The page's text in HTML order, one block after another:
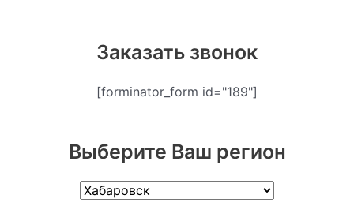
Заказать звонок
[forminator_form id="189"]
Выберите Ваш регион